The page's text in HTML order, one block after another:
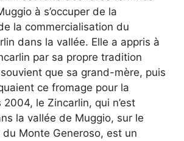
à s’occuper de la
la commercialisation du
dans la vallée. Elle a appris à
par sa propre tradition
que sa grand-mère, puis
ce fromage pour la
le Zincarlin, qui n’est
la vallée de Muggio, sur le
Monte Generoso, est un